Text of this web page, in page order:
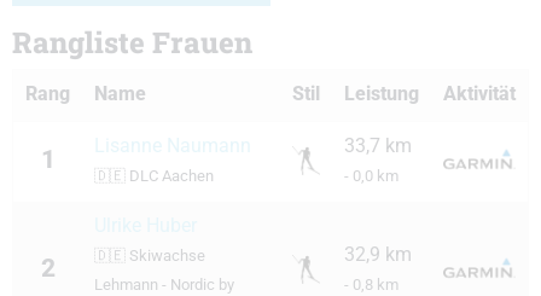
Rangliste Frauen
Rang Name Stil Leistung Aktivität
1 Lisanne Naumann
🇩🇪 DLC Aachen
33,7 km
- 0,0 km
2 🇩🇪 Skiwachse
Lehmann - Nordic by
32,9 km
- 0,8 km